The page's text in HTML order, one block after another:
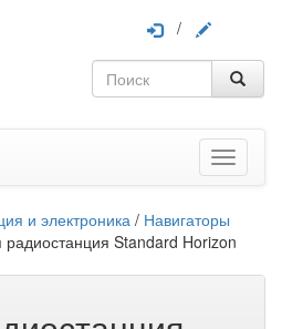
/
Меню
и электроника/ Навигаторы
радиостанция Standard Horizon